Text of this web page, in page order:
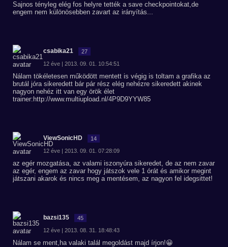
Sajnos tényleg elég fos helyre tették a save checkpointokat,de
engem nem különösebben zavart az irányítás...
csabika21 27
12 éve | 2013. 09. 01. 10:54:51
Nálam tökéletesen működött mentett is végig is toltam a grafika az
brutál jóra sikeredett bár pár rész elég nehézre sikeredett akinek
nagyon nehéz itt van egy örök élet
trainer:http://www.multiupload.nl/4P9D9YYW85
ViewSonicHD 14
12 éve | 2013. 09. 01. 07:28:09
az egér mozgatása, az valami iszonyúra sikeredet, de az nem zavar
az egér, engem az zavar hogy játszok vele 1 órát és amikor megint
játszani akarok és nincs meg a mentésem, az nagyon fel idegsittet!
bazsi135 45
12 éve | 2013. 08. 31. 18:48:43
Nálam se ment,ha valaki talál megoldást majd írjon!😀